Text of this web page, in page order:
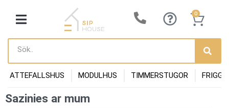
0
ATTEFALLSHUS MODULHUS TIMMERSTUGOR
Sazinies ar mum